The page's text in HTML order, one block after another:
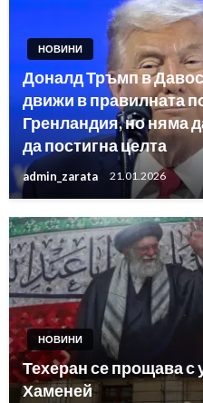
НОВИНИ
Доналд Тръмп в
движи в правилната
Гренландия, но няма
да постигна целта
admin_zarata 21.01.2026
НОВИНИ
Техеран се прощава с
Хаменей